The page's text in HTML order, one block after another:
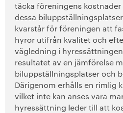
täcka föreningens
dessa
kvarstår för föreningen att
hyror utifrån kvalitet och
vägledning i
resultatet av en jämförelse
biluppställningsplatser och
Därigenom erhålls en rimlig
vilket inte kan anses vara
hyressättning leder till att